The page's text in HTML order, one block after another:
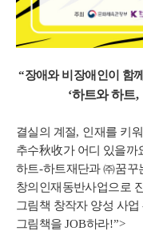
“장애와 비장애인이 함
‘하트와 하트,
결실의 계절, 인재를 키
추수秋收가 어디 있을까
하트-하트재단과㈜꿈꾸
창의인재동반사업으로
그림책 창작자 양성 사업
그림책을JOB하라!”>